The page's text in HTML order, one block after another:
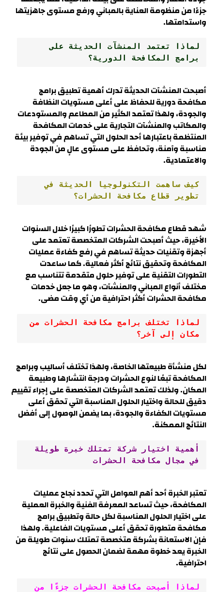
جزءًا من منظومة العناية بالمباني ورفع مستوى جاهزيتها
واستدامتها.
لماذا تعتمد المنشآت الحديثة على
برامج المكافحة الدورية؟
أصبحت المنشآت الحديثة تدرك أهمية تطبيق برامج
مكافحة دورية للحفاظ على أعلى مستويات النظافة
والجودة، ولهذا تعتمد الكثير من المطاعم والمستودعات
والمكاتب والمنشآت التجارية على خدمات المكافحة
المنتظمة باعتبارها أحد الحلول التي تساهم في توفير بيئة
مناسبة وآمنة، وتحافظ على مستوى عالٍ من الجودة
والاعتمادية.
كيف ساهمت التكنولوجيا الحديثة في
تطوير قطاع مكافحة الحشرات؟
شهد قطاع مكافحة الحشرات تطورًا كبيرًا خلال السنوات
الأخيرة، حيث أصبحت الشركات المتخصصة تعتمد على
أجهزة وتقنيات حديثة تساهم في رفع كفاءة عمليات
المكافحة وتحقيق نتائج أكثر فعالية. كما ساعدت
التطورات التقنية على توفير حلول متقدمة تتناسب مع
مختلف أنواع المباني والمنشآت، وهو ما جعل خدمات
مكافحة الحشرات أكثر احترافية من أي وقت مضى.
لماذا تختلف برامج مكافحة الحشرات من
مكان إلى آخر؟
لكل منشأة طبيعتها الخاصة، ولهذا تختلف أساليب وبرامج
المكافحة تبعًا لنوع الحشرات ودرجة انتشارها وطبيعة
المكان. ولذلك تعتمد الشركات المتخصصة على إجراء تقييم
دقيق للحالة واختيار الحلول المناسبة التي تحقق أعلى
مستويات الكفاءة والجودة، بما يضمن الوصول إلى أفضل
النتائج الممكنة.
في مجال مكافحة الحشرات
تعتبر الخبرة أحد أهم العوامل التي تحدد نجاح عمليات
المكافحة، حيث تساعد المعرفة الفنية والخبرة العملية
على اختيار الحلول المناسبة لكل حالة وتطبيق برامج
مكافحة متطورة تحقق أعلى مستويات الفاعلية. ولهذا
فإن الاستعانة بشركة متخصصة تمتلك سنوات طويلة من
الخبرة يعد خطوة مهمة لضمان الحصول على نتائج
احترافية.
لماذا أصبحت مكافحة الحشرات جزءًا من